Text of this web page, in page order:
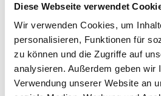
Diese Webseite verwendet
Wir verwenden Cookies, um
personalisieren, Funktionen für
zu können und die Zugriffe auf
analysieren. Außerdem geben wir
Verwendung unserer Website an
pay per App vom Auto aus bezahlen.
über zehn Prozent ist MAES das
Tankstellenunternehmen des Landes.
ein äußerst attraktives, weil digital
Umfrage des Verbandes des
gaben 89 Prozent der Befragten an,